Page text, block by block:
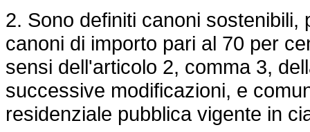
2. Sono definiti canoni
canoni di importo pari al 70 per
sensi dell'articolo 2, comma 3,
successive modificazioni, e
residenziale pubblica vigente in